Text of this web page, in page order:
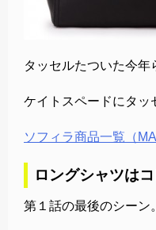
タッセルたついた今年
ケイトスペードにタッ
ソフィラ商品一覧（
ロングシャツは
第１話の最後のシーン。